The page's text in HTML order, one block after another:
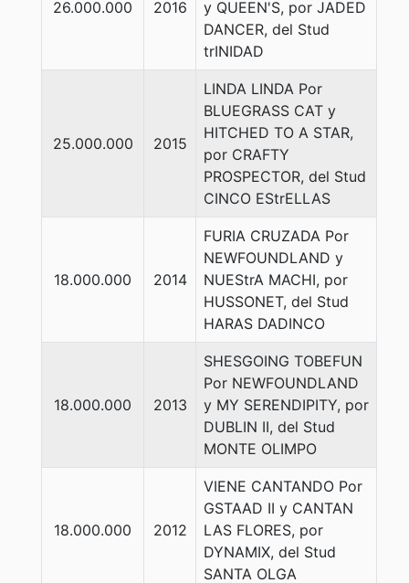
26.000.000 2016
y QUEEN'S, por JADED
DANCER, del Stud
trINIDAD
25.000.000 2015
LINDA LINDA Por
BLUEGRASS CAT y
HITCHED TO A STAR,
por CRAFTY
PROSPECTOR, del Stud
CINCO EStrELLAS
18.000.000 2014
FURIA CRUZADA Por
NEWFOUNDLAND y
NUEStrA MACHI, por
HUSSONET, del Stud
HARAS DADINCO
18.000.000 2013
SHESGOING TOBEFUN
Por NEWFOUNDLAND
y MY SERENDIPITY, por
DUBLIN II, del Stud
MONTE OLIMPO
18.000.000 2012
VIENE CANTANDO Por
GSTAAD II y CANTAN
LAS FLORES, por
DYNAMIX, del Stud
SANTA OLGA